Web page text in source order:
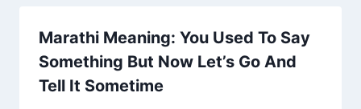
Marathi Meaning: You Used To Say
Something But Now Let’s Go And
Tell It Sometime